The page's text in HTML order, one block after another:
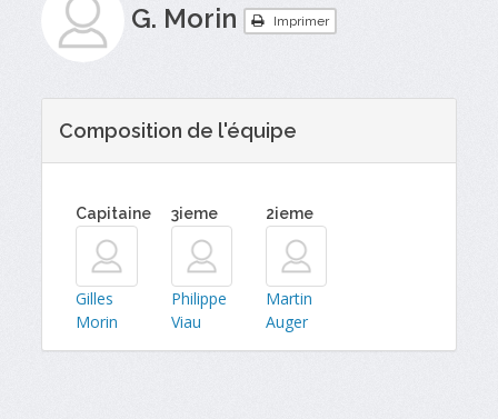
G. Morin Imprimer
Composition de l'équipe
Capitaine
Gilles
Morin
3ieme
Philippe
Viau
2ieme
Martin
Auger